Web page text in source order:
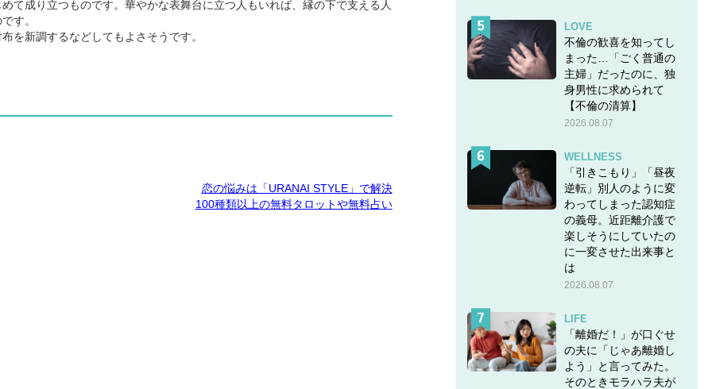
て成り立つものです。華やかな表舞台に立つ人もいれば、縁の下で支える人
す。
を新調するなどしてもよさそうです。
恋の悩みは「URANAI STYLE」で解決
100種類以上の無料タロットや無料占い
LOVE
不倫の歓喜を知ってし
まった…「ごく普通の
主婦」だったのに、独
身男性に求められて
【不倫の清算】
2026.08.07
WELLNESS
「引きこもり」「昼夜
逆転」別人のように変
わってしまった認知症
の義母。近距離介護で
楽しそうにしていたの
に一変させた出来事と
は
2026.08.07
LIFE
「離婚だ！」が口ぐせ
の夫に「じゃあ離婚し
よう」と言ってみた。
そのときモラハラ夫が